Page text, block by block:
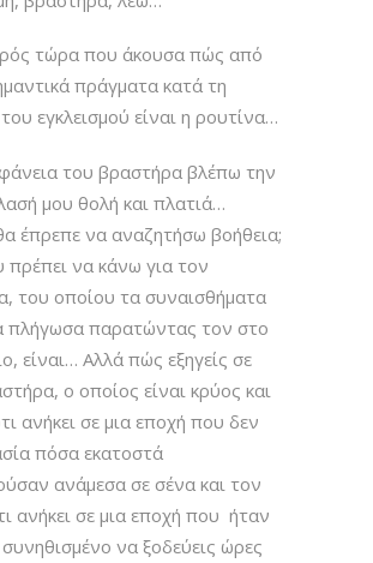
τώρα που άκουσα πώς από
πράγματα κατά τη
εγκλεισμού είναι η ρουτίνα…
του βραστήρα βλέπω την
μου θολή και πλατιά…
έπρεπε να αναζητήσω βοήθεια;
να κάνω για τον
του οποίου τα συναισθήματα
πλήγωσα παρατώντας τον στο
είναι… Αλλά πώς εξηγείς σε
ο οποίος είναι κρύος και
ανήκει σε μια εποχή που δεν
πόσα εκατοστά
ανάμεσα σε σένα και τον
ανήκει σε μια εποχή που ήταν
να ξοδεύεις ώρες